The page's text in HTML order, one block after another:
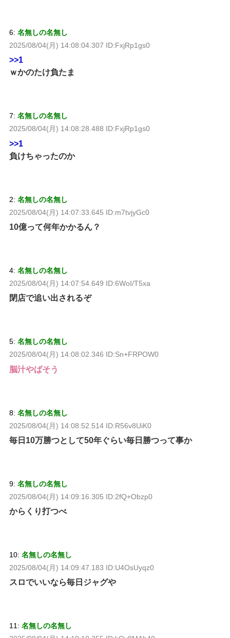
6: 名無しの名無し
2025/08/04(月) 14:08:04.307 ID:FxjRp1gs0
>>1
ｗかのたけ負たま
7: 名無しの名無し
2025/08/04(月) 14:08:28.488 ID:FxjRp1gs0
>>1
負けちゃったのか
2: 名無しの名無し
2025/08/04(月) 14:07:33.645 ID:m7tvjyGc0
10億って何年かかるん？
4: 名無しの名無し
2025/08/04(月) 14:07:54.649 ID:6WoI/T5xa
閉店で追い出されるぞ
5: 名無しの名無し
2025/08/04(月) 14:08:02.346 ID:Sn+FRPOW0
脳汁やばそう
8: 名無しの名無し
2025/08/04(月) 14:08:52.514 ID:R56v8UiK0
毎日10万勝つとして50年ぐらい毎日勝つって事か
9: 名無しの名無し
2025/08/04(月) 14:09:16.305 ID:2fQ+Obzp0
からくり打つべ
10: 名無しの名無し
2025/08/04(月) 14:09:47.183 ID:U4OsUyqz0
スロでいいなら毎日ジャグや
11: 名無しの名無し